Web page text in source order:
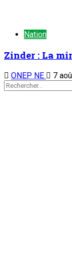
Nation
Zinder : La
ONEP NE
7
Rechercher :